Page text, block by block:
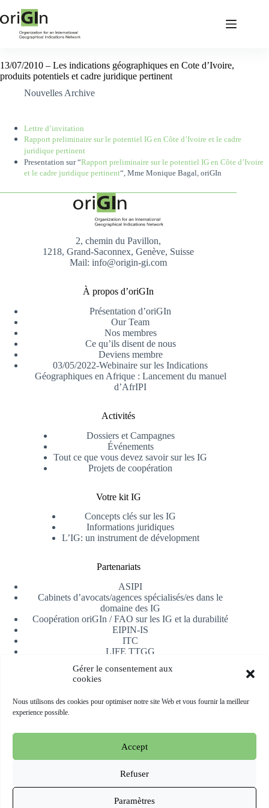
Gérer le consentement aux
cookies
Nous utilisons des cookies pour optimiser notre site Web et vous fournir la meilleur
experience possible.
Accept
Refuser
Paramètres
13/07/2010 – Les indications géographiques en Cote d’Ivoire,
produits potentiels et cadre juridique pertinent
Nouvelles Archive
Lettre d’invitation
Rapport preliminaire sur le potentiel IG en Côte d’Ivoire et le cadre
juridique pertinent
Presentation sur “Rapport preliminaire sur le potentiel IG en Côte d’Ivoire
et le cadre juridique pertinent“, Mme Monique Bagal, oriGIn
2, chemin du Pavillon,
1218, Grand-Saconnex, Genève, Suisse
Mail: info@origin-gi.com
À propos d’oriGIn
Présentation d’oriGIn
Our Team
Nos membres
Ce qu’ils disent de nous
Deviens membre
03/05/2022-Webinaire sur les Indications
Géographiques en Afrique : Lancement du manuel
d’AfrIPI
Activités
Dossiers et Campagnes
Événements
Tout ce que vous devez savoir sur les IG
Projets de coopération
Votre kit IG
Concepts clés sur les IG
Informations juridiques
L’IG: un instrument de dévelopment
Partenariats
ASIPI
Cabinets d’avocats/agences spécialisés/es dans le
domaine des IG
Coopération oriGIn / FAO sur les IG et la durabilité
EIPIN-IS
ITC
LIFE TTGG
AfrIPI
Recevoir notre newsletter
S'inscrire
Copyright © 2026 oriGIn | Organization for an International
Geographical Indications Network -Site web hébergé et géré